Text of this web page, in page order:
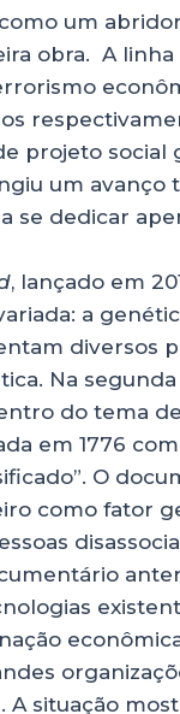
um
obra. A
projeto
um
se dedicar
, lançado em
a
diversos
Na
do tema
em 1776
O
como fator
A situação